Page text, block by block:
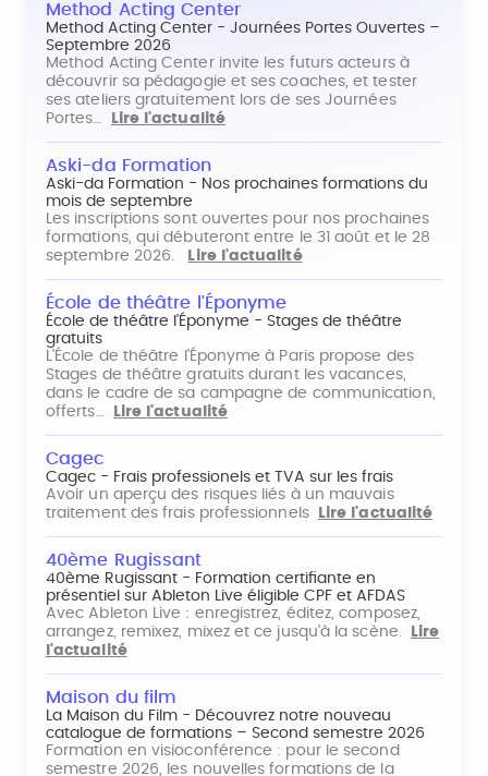
Method Acting Center
Method Acting Center - Journées Portes Ouvertes –
Septembre 2026
Method Acting Center invite les futurs acteurs à
découvrir sa pédagogie et ses coaches, et tester
ses ateliers gratuitement lors de ses Journées
Portes…
Lire l'actualité
Aski-da Formation
Aski-da Formation - Nos prochaines formations du
mois de septembre
Les inscriptions sont ouvertes pour nos prochaines
formations, qui débuteront entre le 31 août et le 28
septembre 2026.
Lire l'actualité
École de théâtre l'Éponyme
École de théâtre l'Éponyme - Stages de théâtre
gratuits
L'École de théâtre l'Éponyme à Paris propose des
Stages de théâtre gratuits durant les vacances,
dans le cadre de sa campagne de communication,
offerts…
Lire l'actualité
Cagec
Cagec - Frais professionels et TVA sur les frais
Avoir un aperçu des risques liés à un mauvais
traitement des frais professionnels
Lire l'actualité
40ème Rugissant
40ème Rugissant - Formation certifiante en
présentiel sur Ableton Live éligible CPF et AFDAS
Avec Ableton Live : enregistrez, éditez, composez,
arrangez, remixez, mixez et ce jusqu'à la scène.
Lire
l'actualité
Maison du film
La Maison du Film - Découvrez notre nouveau
catalogue de formations – Second semestre 2026
Formation en visioconférence : pour le second
semestre 2026, les nouvelles formations de la